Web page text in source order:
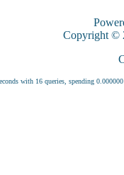
Copyright ©
with 16 queries, spending